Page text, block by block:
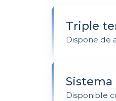
Triple
Dispone de
Disponible